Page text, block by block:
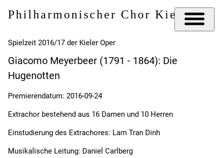
Philharmonischer Chor Kiel e.V.
Spielzeit 2016/17 der Kieler Oper
Giacomo Meyerbeer (1791 - 1864): Die
Hugenotten
Premierendatum: 2016-09-24
Extrachor bestehend aus 16 Damen und 10 Herren
Einstudierung des Extrachores: Lam Tran Dinh
Musikalische Leitung: Daniel Carlberg